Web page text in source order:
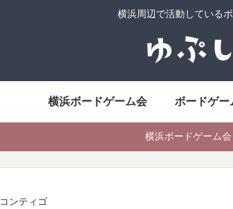
横浜周辺で活動している
横浜ボードゲーム会 ボードゲー
横浜ボードゲーム
コンティゴ